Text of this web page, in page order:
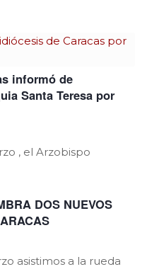
informó de
Santa Teresa por
, el Arzobispo
DOS NUEVOS
asistimos a la rueda